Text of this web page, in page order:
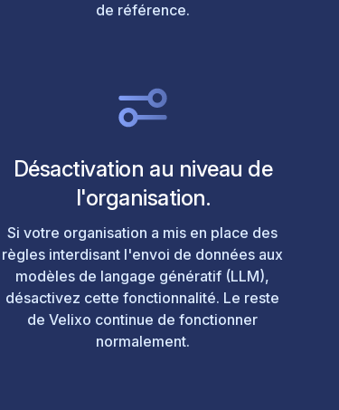
de référence.
Désactivation au niveau de
l'organisation.
Si votre organisation a mis en place des
règles interdisant l'envoi de données aux
modèles de langage génératif (LLM),
désactivez cette fonctionnalité. Le reste
de Velixo continue de fonctionner
normalement.